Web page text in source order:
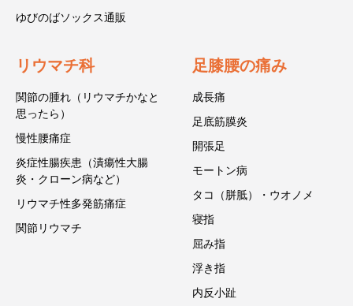
ゆびのばソックス通販
リウマチ科
関節の腫れ（リウマチかなと
思ったら）
慢性腰痛症
炎症性腸疾患（潰瘍性大腸
炎・クローン病など）
リウマチ性多発筋痛症
関節リウマチ
足膝腰の痛み
成長痛
足底筋膜炎
開張足
モートン病
タコ（胼胝）・ウオノメ
寝指
屈み指
浮き指
内反小趾